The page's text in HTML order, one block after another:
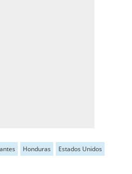
Honduras
Estados Unidos